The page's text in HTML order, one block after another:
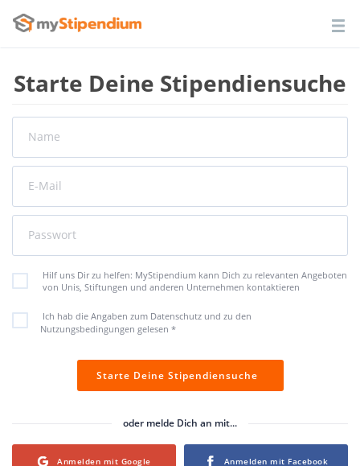
Starte Deine Stipendiensuche
Name
E-Mail
Passwort
Hilf uns Dir zu helfen: MyStipendium kann Dich zu relevanten Angeboten
von Unis, Stiftungen und anderen Unternehmen kontaktieren
Ich hab die Angaben zum Datenschutz und zu den
Nutzungsbedingungen gelesen *
Starte Deine Stipendiensuche
oder melde Dich an mit...